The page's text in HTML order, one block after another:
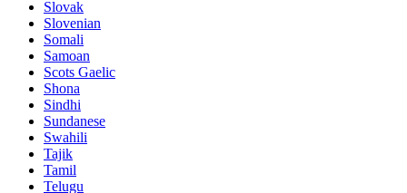
Slovak
Slovenian
Somali
Samoan
Scots Gaelic
Shona
Sindhi
Sundanese
Swahili
Tajik
Tamil
Telugu